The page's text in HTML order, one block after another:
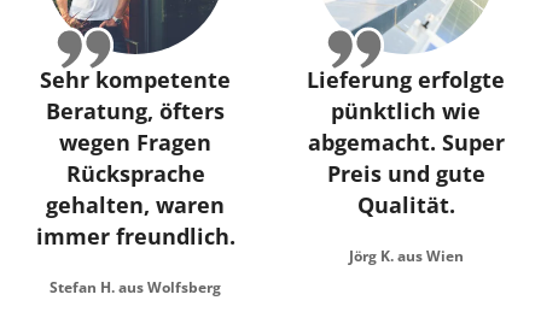
Sehr kompetente
Beratung, öfters
wegen Fragen
Rücksprache
gehalten, waren
immer freundlich.
Stefan H. aus Wolfsberg
Lieferung erfolgte
pünktlich wie
abgemacht. Super
Preis und gute
Qualität.
Jörg K. aus Wien